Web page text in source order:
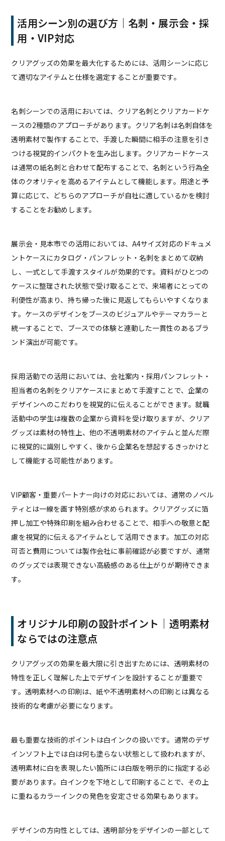
活用シーン別の選び方｜名刺・展示会・採
用・VIP対応
クリアグッズの効果を最大化するためには、活用シーンに応じ
て適切なアイテムと仕様を選定することが重要です。
名刺シーンでの活用においては、クリア名刺とクリアカードケ
ースの2種類のアプローチがあります。クリア名刺は名刺自体を
透明素材で製作することで、手渡した瞬間に相手の注意を引き
つける視覚的インパクトを生み出します。クリアカードケース
は通常の紙名刺と合わせて配布することで、名刺という行為全
体のクオリティを高めるアイテムとして機能します。用途と予
算に応じて、どちらのアプローチが自社に適しているかを検討
することをお勧めします。
展示会・見本市での活用においては、A4サイズ対応のドキュメ
ントケースにカタログ・パンフレット・名刺をまとめて収納
し、一式として手渡すスタイルが効果的です。資料がひとつの
ケースに整理された状態で受け取ることで、来場者にとっての
利便性が高まり、持ち帰った後に見返してもらいやすくなりま
す。ケースのデザインをブースのビジュアルやテーマカラーと
統一することで、ブースでの体験と連動した一貫性のあるブラ
ンド演出が可能です。
採用活動での活用においては、会社案内・採用パンフレット・
担当者の名刺をクリアケースにまとめて手渡すことで、企業の
デザインへのこだわりを視覚的に伝えることができます。就職
活動中の学生は複数の企業から資料を受け取りますが、クリア
グッズは素材の特性上、他の不透明素材のアイテムと並んだ際
に視覚的に識別しやすく、後から企業名を想起するきっかけと
して機能する可能性があります。
VIP顧客・重要パートナー向けの対応においては、通常のノベル
ティとは一線を画す特別感が求められます。クリアグッズに箔
押し加工や特殊印刷を組み合わせることで、相手への敬意と配
慮を視覚的に伝えるアイテムとして活用できます。加工の対応
可否と費用については製作会社に事前確認が必要ですが、通常
のグッズでは表現できない高級感のある仕上がりが期待できま
す。
オリジナル印刷の設計ポイント｜透明素材
ならではの注意点
クリアグッズの効果を最大限に引き出すためには、透明素材の
特性を正しく理解した上でデザインを設計することが重要で
す。透明素材への印刷は、紙や不透明素材への印刷とは異なる
技術的な考慮が必要になります。
最も重要な技術的ポイントは白インクの扱いです。通常のデザ
インソフト上では白は何も塗らない状態として扱われますが、
透明素材に白を表現したい箇所には白版を明示的に指定する必
要があります。白インクを下地として印刷することで、その上
に重ねるカラーインクの発色を安定させる効果もあります。
デザインの方向性としては、透明部分をデザインの一部として